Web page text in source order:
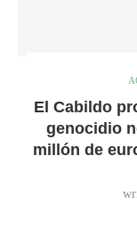
El Cabildo
genocidio
millón de